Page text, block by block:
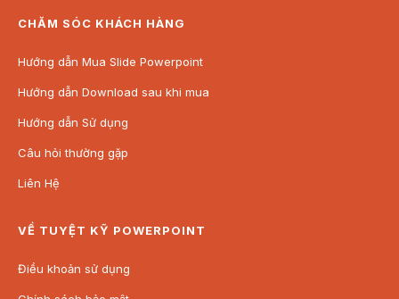
CHĂM SÓC KHÁCH HÀNG
Hướng dẫn Mua Slide Powerpoint
Hướng dẫn Download sau khi mua
Hướng dẫn Sử dụng
Câu hỏi thường gặp
Liên Hệ
VỀ TUYỆT KỸ POWERPOINT
Điều khoản sử dụng